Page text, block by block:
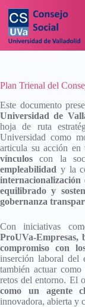
Plan Trienal del
Este documento
Universidad de
hoja de ruta
Universidad como
articula su acción en
vínculos con la
empleabilidad y la
internacionalización
equilibrado y
gobernanza
Con iniciativas
ProUVa-
compromiso con
inserción laboral del
también actuar
retos del entorno. El
como un agente
innovadora, abierta y